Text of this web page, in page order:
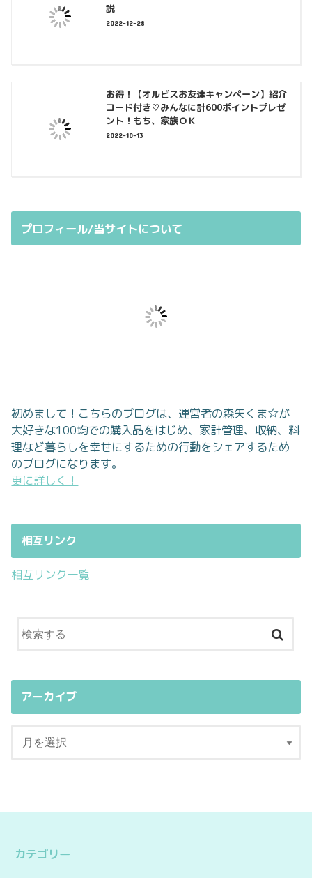
説
2022-12-28
お得！【オルビスお友達キャンペーン】紹介
コード付き♡みんなに計600ポイントプレゼ
ント！もち、家族ＯＫ
2022-10-13
プロフィール/当サイトについて
初めまして！こちらのブログは、運営者の森矢くま☆が
大好きな100均での購入品をはじめ、家計管理、収納、料
理など暮らしを幸せにするための行動をシェアするため
のブログになります。
更に詳しく！
相互リンク
相互リンク一覧
アーカイブ
カテゴリー